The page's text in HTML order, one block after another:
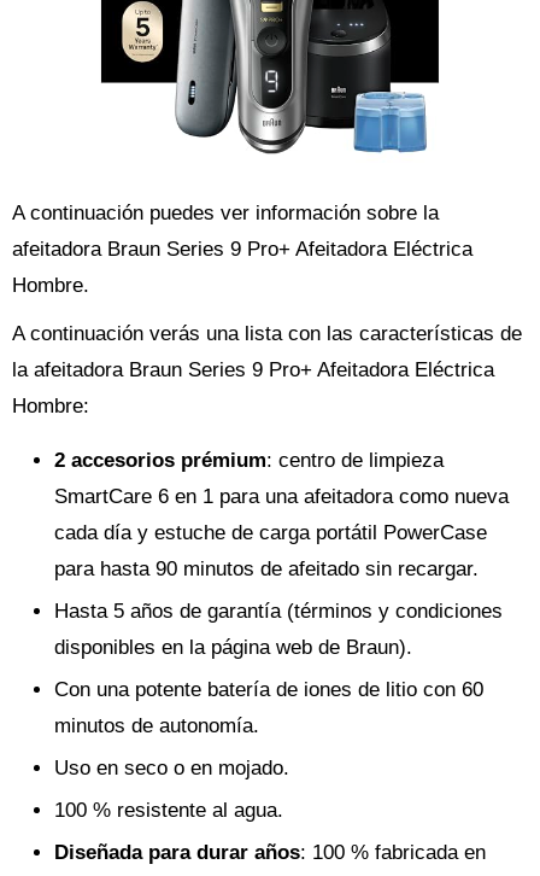
A continuación puedes ver información sobre la
afeitadora Braun Series 9 Pro+ Afeitadora Eléctrica
Hombre.
A continuación verás una lista con las características de
la afeitadora Braun Series 9 Pro+ Afeitadora Eléctrica
Hombre:
2 accesorios prémium: centro de limpieza
SmartCare 6 en 1 para una afeitadora como nueva
cada día y estuche de carga portátil PowerCase
para hasta 90 minutos de afeitado sin recargar.
Hasta 5 años de garantía (términos y condiciones
disponibles en la página web de Braun).
Con una potente batería de iones de litio con 60
minutos de autonomía.
Uso en seco o en mojado.
100 % resistente al agua.
Diseñada para durar años: 100 % fabricada en